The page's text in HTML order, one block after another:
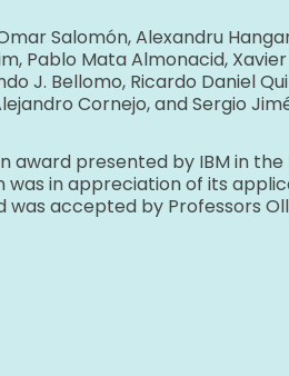
Salomón, Alexandru
Pablo Mata Almonacid,
J. Bellomo, Ricardo Daniel
Cornejo, and Sergio
award presented by IBM in
in appreciation of its
accepted by Professors